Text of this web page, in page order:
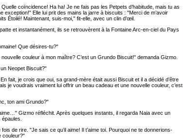
coïncidence! Ha ha! Je ne fais pas les Petpets d’habitude, mais tu as
exception!" Elle lui prit des mains la jarre à biscuits : "Merci de m’avoir
Étoilé! Maintenant, suis-moi," fit-elle, avec un clin d’œil.
et instantanément, ils se retrouvèrent à la Fontaine Arc-en-ciel du Pays
Que désires-tu?"
couleur à mon maître? C’est un Grundo Biscuit!" demanda Gizmo.
Neopet Biscuit?"
fait, je crois que oui, sa grand-mère était aussi Biscuit et il a décidé d’être
je voudrais vraiment lui offrir un beau cadeau et une nouvelle couleur, c’est
ton ami Grundo?"
Gizmo réfléchit. Après quelques instants, il regarda Naia avec un
de rire. "Je sais ce qu’il aime! Il t’aime toi. Pourquoi ne te donnerions-
couleur?"